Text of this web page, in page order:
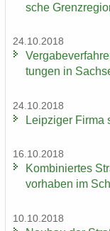
sche
24.10.2018
tun­gen in
24.10.2018
Leip­zi­ger Firma
16.10.2018
Kom­bi­nier­tes
vor­ha­ben im
10.10.2018